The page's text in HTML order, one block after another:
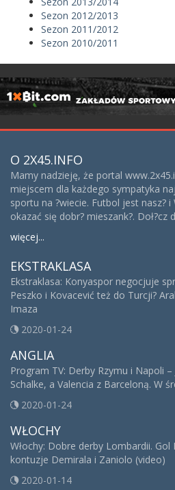
Sezon 2012/2013
Sezon 2011/2012
Sezon 2010/2011
O 2X45.INFO
Mamy nadzieję, że portal
miejscem dla każdego sympatyka
sportu na ?wiecie. Futbol jest nasz? i
okazać się dobr? mieszank?. Doł?cz
więcej...
EKSTRAKLASA
Ekstraklasa: Konyaspor negocjuje
Peszko i Kovacević też do Turcji?
Imaza
2020-01-24
ANGLIA
Program TV: Derby Rzymu i Napoli
Schalke, a Valencia z Barceloną. W
2020-01-24
WŁOCHY
Włochy: Dobre derby Lombardii.
kontuzje Demirala i Zaniolo (video)
2020-01-14